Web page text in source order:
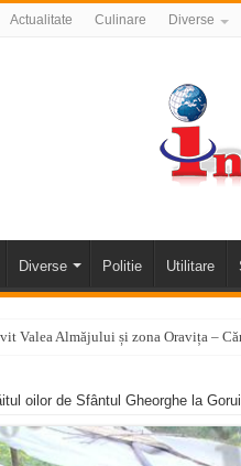
Actualitate Culinare Diverse
Diverse Politie Utilitare
Valea Almăjului și zona Oravița –
OPRIRE APĂ în ORAVIȚA –
temporară Podul de Piatră din
oilor de Sfântul Gheorghe la